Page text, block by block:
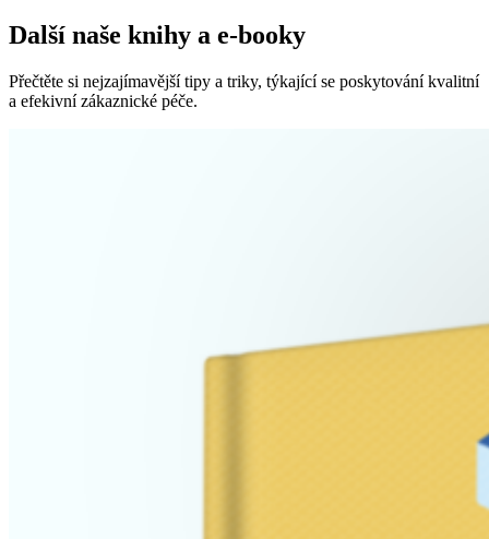
Další naše knihy a e-booky
Přečtěte si nejzajímavější tipy a triky, týkající se poskytování kvalitní
a efekivní zákaznické péče.